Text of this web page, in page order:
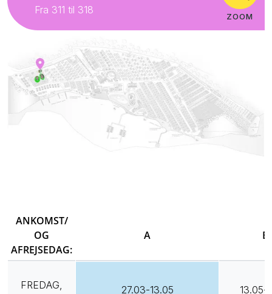
Fra 311 til 318
ZOOM
ANKOMST/
OG
AFREJSEDAG:
A B
FREDAG,
27.03-13.05
13.05-